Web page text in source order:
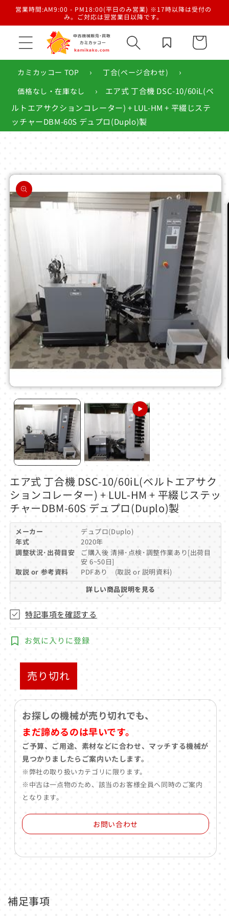
ンツに
営業時間:AM9:00 - PM18:00(平日のみ営業) ※17時以降は受付の
み。ご対応は翌営業日以降です。
カ
ー
カミカッコー TOP
› 丁合(ページ合わせ) ›
価格なし・在庫なし ›
エア式 丁合機 DSC-10/60iL(ベ
ルトエアサクションコレーター) + LUL-HM + 平綴じステ
ッチャーDBM-60S デュプロ(Duplo)製
商品情
報にス
キップ
モ
ー
ダ
メ
デ
ィ
ア
を
開
く
エア式 丁合機 DSC-10/60iL(ベルトエアサク
ションコレーター) + LUL-HM + 平綴じステッ
チャーDBM-60S デュプロ(Duplo)製
メーカー
デュプロ(Duplo)
年式
2020年
調整状況･出荷目安
ご購入後 清掃･点検･調整作業あり[出荷目
安 6~50日]
取説 or 参考資料
PDFあり (取説 or 説明資料)
詳しい商品説明を見る
特記事項を確認する
お気に入りに登録
売り切れ
お探しの機械が売り切れでも、
まだ諦めるのは早いです。
ご予算、ご用途、素材などに合わせ、マッチする機械が
見つかりましたらご案内いたします。
※弊社の取り扱いカテゴリに限ります。
※中古は一点物のため、該当のお客様全員へ同時のご案内
となります。
お問い合わせ
補足事項